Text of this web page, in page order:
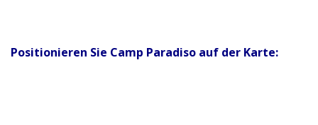
Positionieren Sie Camp Paradiso auf der Karte: